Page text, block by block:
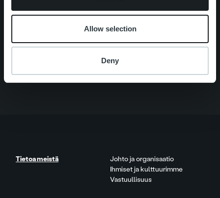
Allow selection
Deny
Ura Ropolla
Palvelut
Search for:
Tietoa meistä
Johto ja organisaatio
Ihmiset ja kulttuurimme
Vastuullisuus